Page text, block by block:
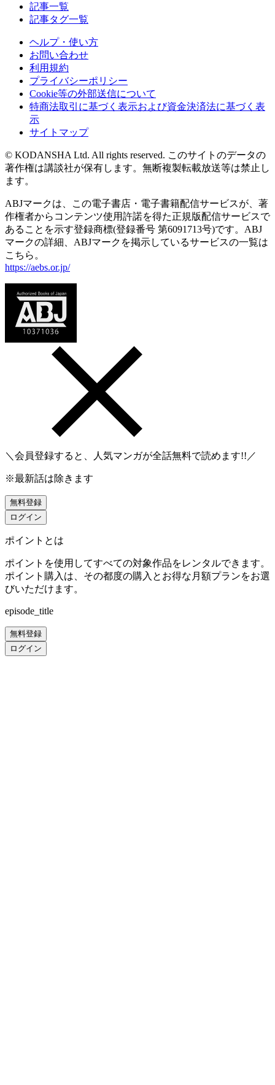
記事一覧
記事タグ一覧
ヘルプ・使い方
お問い合わせ
利用規約
プライバシーポリシー
Cookie等の外部送信について
特商法取引に基づく表示および資金決済法に基づく表
示
サイトマップ
© KODANSHA Ltd. All rights reserved. このサイトのデータの
著作権は講談社が保有します。無断複製転載放送等は禁止し
ます。
ABJマークは、この電子書店・電子書籍配信サービスが、著
作権者からコンテンツ使用許諾を得た正規版配信サービスで
あることを示す登録商標(登録番号 第6091713号)です。ABJ
マークの詳細、ABJマークを掲示しているサービスの一覧は
こちら。
https://aebs.or.jp/
＼会員登録すると、人気マンガが全話無料で読めます!!／
※最新話は除きます
無料登録
ログイン
ポイントとは
ポイントを使用してすべての対象作品をレンタルできます。
ポイント購入は、その都度の購入とお得な月額プランをお選
びいただけます。
episode_title
無料登録
ログイン